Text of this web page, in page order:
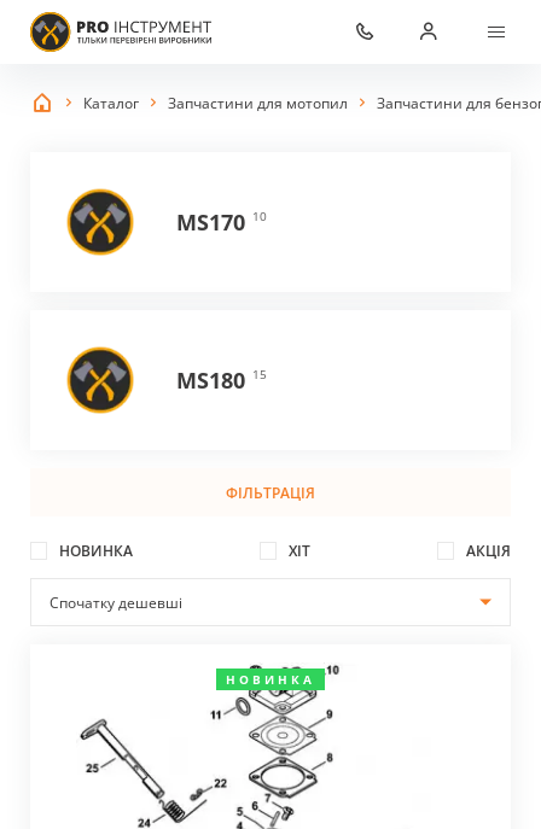
Каталог Запчастини для мотопил Запчастини для
MS170 10
MS180 15
ФІЛЬТРАЦІЯ
НОВИНКА ХІТ АКЦІЯ
НОВИНКА